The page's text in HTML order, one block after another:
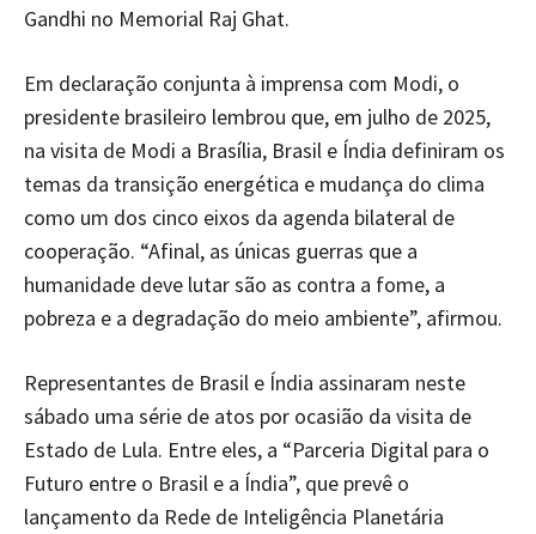
Gandhi no Memorial Raj Ghat.
Em declaração conjunta à imprensa com Modi, o
presidente brasileiro lembrou que, em julho de 2025,
na visita de Modi a Brasília, Brasil e Índia definiram os
temas da transição energética e mudança do clima
como um dos cinco eixos da agenda bilateral de
cooperação. “Afinal, as únicas guerras que a
humanidade deve lutar são as contra a fome, a
pobreza e a degradação do meio ambiente”, afirmou.
Representantes de Brasil e Índia assinaram neste
sábado uma série de atos por ocasião da visita de
Estado de Lula. Entre eles, a “Parceria Digital para o
Futuro entre o Brasil e a Índia”, que prevê o
lançamento da Rede de Inteligência Planetária